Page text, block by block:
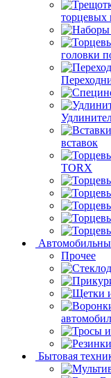
торцевых
головки
вставок
TORX
Прочее
Бытовая